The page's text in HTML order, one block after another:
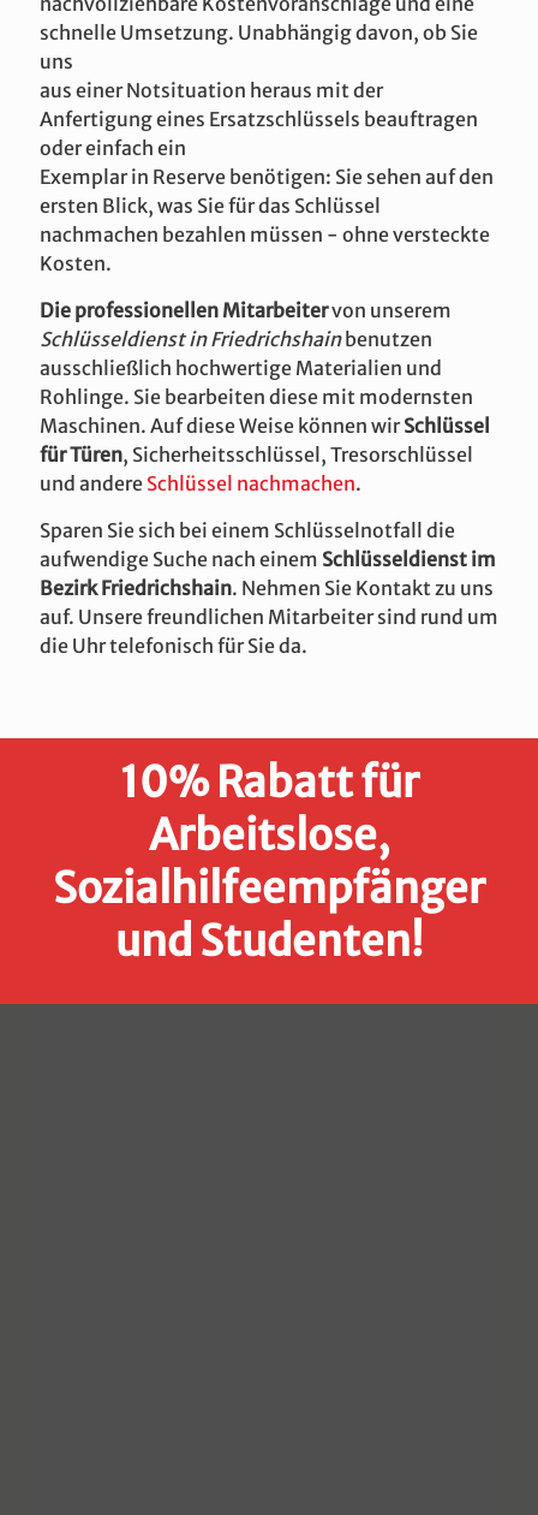
schnelle Umsetzung. Unabhängig davon, ob Sie
uns
aus einer Notsituation heraus mit der
Anfertigung eines Ersatzschlüssels beauftragen
oder einfach ein
Exemplar in Reserve benötigen: Sie sehen auf den
ersten Blick, was Sie für das Schlüssel
nachmachen bezahlen müssen - ohne versteckte
Kosten.
Die professionellen Mitarbeitervon unserem
Schlüsseldienst in Friedrichshainbenutzen
ausschließlich hochwertige Materialien und
Rohlinge. Sie bearbeiten diese mit modernsten
Maschinen. Auf diese Weise können wirSchlüssel
für Türen, Sicherheitsschlüssel, Tresorschlüssel
und andere Schlüssel nachmachen.
Sparen Sie sich bei einem Schlüsselnotfall die
aufwendige Suche nach einem Schlüsseldienst im
Bezirk Friedrichshain. Nehmen Sie Kontakt zu uns
auf. Unsere freundlichen Mitarbeiter sind rund um
die Uhr telefonisch für Sie da.
10% Rabatt für
Arbeitslose,
Sozialhilfeempfänger
und Studenten!